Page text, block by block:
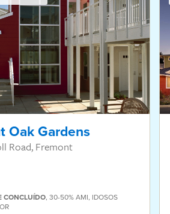
Oak Gardens
Road, Fremont
CONCLUÍDO, 30-50% AMI, IDOSOS